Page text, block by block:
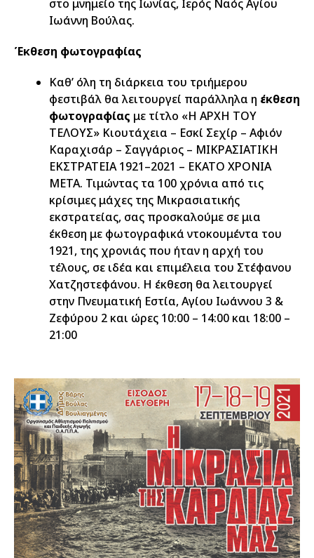
στο μνημείο της Ιωνίας, Ιερός Ναός Αγίου
Ιωάννη Βούλας.
Έκθεση φωτογραφίας
Καθ’ όλη τη διάρκεια του τριήμερου
φεστιβάλ θα λειτουργεί παράλληλα η έκθεση
φωτογραφίας με τίτλο «Η ΑΡΧΗ ΤΟΥ
ΤΕΛΟΥΣ» Κιουτάχεια – Εσκί Σεχίρ – Αφιόν
Καραχισάρ – Σαγγάριος – ΜΙΚΡΑΣΙΑΤΙΚΗ
ΕΚΣΤΡΑΤΕΙΑ 1921–2021 – ΕΚΑΤΟ ΧΡΟΝΙΑ
ΜΕΤΑ. Τιμώντας τα 100 χρόνια από τις
κρίσιμες μάχες της Μικρασιατικής
εκστρατείας, σας προσκαλούμε σε μια
έκθεση με φωτογραφικά ντοκουμέντα του
1921, της χρονιάς που ήταν η αρχή του
τέλους, σε ιδέα και επιμέλεια του Στέφανου
Χατζηστεφάνου. Η έκθεση θα λειτουργεί
στην Πνευματική Εστία, Αγίου Ιωάννου 3 &
Ζεφύρου 2 και ώρες 10:00 – 14:00 και 18:00 –
21:00